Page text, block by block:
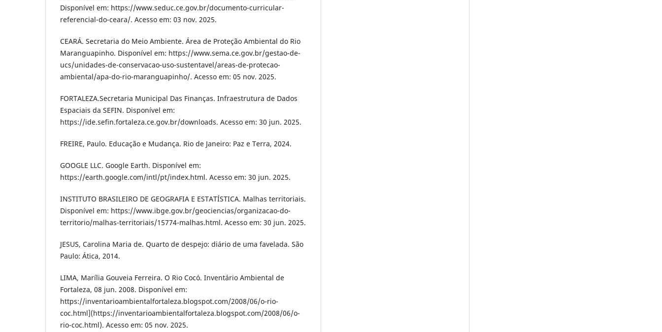
Disponível em: https://www.seduc.ce.gov.br/documento-curricular-
referencial-do-ceara/. Acesso em: 03 nov. 2025.
CEARÁ. Secretaria do Meio Ambiente. Área de Proteção Ambiental do Rio
Maranguapinho. Disponível em: https://www.sema.ce.gov.br/gestao-de-
ucs/unidades-de-conservacao-uso-sustentavel/areas-de-protecao-
ambiental/apa-do-rio-maranguapinho/. Acesso em: 05 nov. 2025.
FORTALEZA.Secretaria Municipal Das Finanças. Infraestrutura de Dados
Espaciais da SEFIN. Disponível em:
https://ide.sefin.fortaleza.ce.gov.br/downloads. Acesso em: 30 jun. 2025.
FREIRE, Paulo. Educação e Mudança. Rio de Janeiro: Paz e Terra, 2024.
GOOGLE LLC. Google Earth. Disponível em:
https://earth.google.com/intl/pt/index.html. Acesso em: 30 jun. 2025.
INSTITUTO BRASILEIRO DE GEOGRAFIA E ESTATÍSTICA. Malhas territoriais.
Disponível em: https://www.ibge.gov.br/geociencias/organizacao-do-
territorio/malhas-territoriais/15774-malhas.html. Acesso em: 30 jun. 2025.
JESUS, Carolina Maria de. Quarto de despejo: diário de uma favelada. São
Paulo: Ática, 2014.
LIMA, Marília Gouveia Ferreira. O Rio Cocó. Inventário Ambiental de
Fortaleza, 08 jun. 2008. Disponível em:
https://inventarioambientalfortaleza.blogspot.com/2008/06/o-rio-
coc.html](https://inventarioambientalfortaleza.blogspot.com/2008/06/o-
rio-coc.html). Acesso em: 05 nov. 2025.